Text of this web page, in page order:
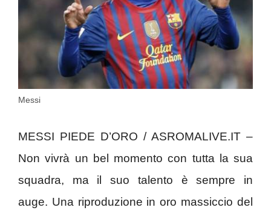
Messi
MESSI PIEDE D’ORO / ASROMALIVE.IT –
Non vivrà un bel momento con tutta la sua
squadra, ma il suo talento è sempre in
auge. Una riproduzione in oro massiccio del